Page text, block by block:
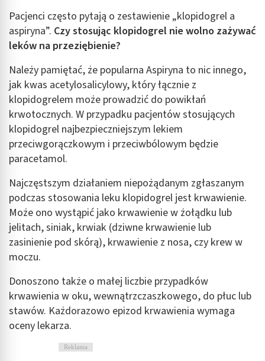
Pacjenci często pytają o zestawienie „klopidogrel a
aspiryna”. Czy stosując klopidogrel nie wolno zażywać
leków na przeziębienie?
Należy pamiętać, że popularna Aspiryna to nic innego,
jak kwas acetylosalicylowy, który łącznie z
klopidogrelem może prowadzić do powikłań
krwotocznych. W przypadku pacjentów stosujących
klopidogrel najbezpieczniejszym lekiem
przeciwgorączkowym i przeciwbólowym będzie
paracetamol.
Najczęstszym działaniem niepożądanym zgłaszanym
podczas stosowania leku klopidogrel jest krwawienie.
Może ono wystąpić jako krwawienie w żołądku lub
jelitach, siniak, krwiak (dziwne krwawienie lub
zasinienie pod skórą), krwawienie z nosa, czy krew w
moczu.
Donoszono także o małej liczbie przypadków
krwawienia w oku, wewnątrzczaszkowego, do płuc lub
stawów. Każdorazowo epizod krwawienia wymaga
oceny lekarza.
Reklama